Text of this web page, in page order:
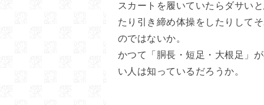
スカートを履いていたらダサい
たり引き締め体操をしたりして
のではないか。
かつて「胴長・短足・大根足」
い人は知っているだろうか。